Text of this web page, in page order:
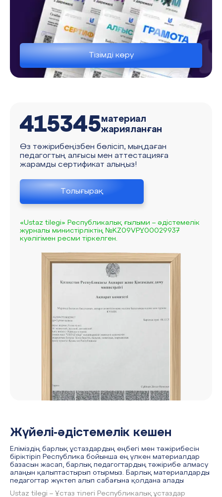
Тізімді көру
415345материал
жарияланған
Өз тәжірибеңізбен бөлісіп, мыңдаған
педагогтың алғысы мен аттестацияға
жарамды сертификат алыңыз!
Толығырақ
«Ustaz tilegi» Республикалық ғылыми – әдістемелік
журналы министірліктің №KZ09VPY00029937
куәлігімен ресми тіркелген.
Жүйелі-әдістемелік кешен
Еліміздің барлық ұстаздардың еңбегі мен тәжірибесін
біріктіріп Республика бойынша ең үлкен материалдар
базасын жасап, барлық педагогтардың тәжірибе алмасу
алаңын қалыптастырып отырмыз. Барлық материалдарды
педагогтар жүктеп алып сабағына қолдана алады
Ustaz tilegi – Ұстаз тілегі Республикалық ұстаздар